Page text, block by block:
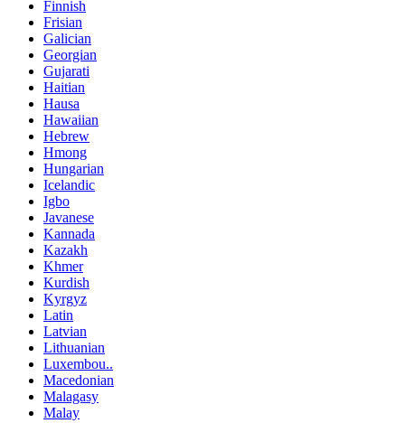
Finnish
Frisian
Galician
Georgian
Gujarati
Haitian
Hausa
Hawaiian
Hebrew
Hmong
Hungarian
Icelandic
Igbo
Javanese
Kannada
Kazakh
Khmer
Kurdish
Kyrgyz
Latin
Latvian
Lithuanian
Luxembou..
Macedonian
Malagasy
Malay